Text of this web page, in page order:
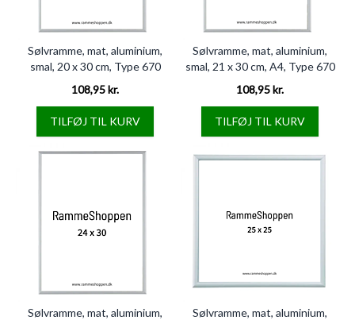
Sølvramme, mat, aluminium,
smal, 20 x 30 cm, Type 670
108,95 kr.
TILFØJ TIL KURV
Sølvramme, mat, aluminium,
smal, 21 x 30 cm, A4, Type 670
108,95 kr.
TILFØJ TIL KURV
Sølvramme, mat, aluminium,
Sølvramme, mat, aluminium,